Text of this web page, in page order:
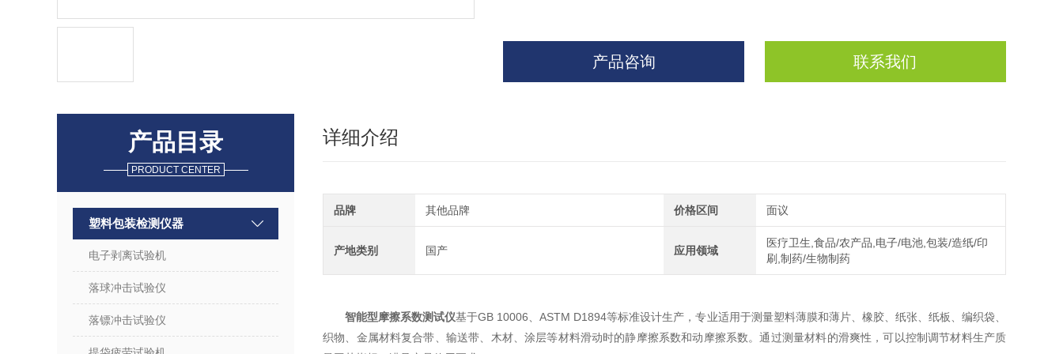
产品咨询 联系我们
产品目录
PRODUCT CENTER
塑料包装检测仪器
电子剥离试验机
落球冲击试验仪
落镖冲击试验仪
详细介绍
品牌 其他品牌 价格区间 面议
产地类别 国产 应用领域
医疗卫生,食品/农产品,电子/电池,包装/造纸/印
刷,制药/生物制药
智能型摩擦系数测试仪基于GB 10006、ASTM D1894等标准设计生产，专业适用于测量塑料薄膜和薄片、橡胶、纸张、纸板、编织袋、
织物、金属材料复合带、输送带、木材、涂层等材料滑动时的静摩擦系数和动摩擦系数。通过测量材料的滑爽性，可以控制调节材料生产质